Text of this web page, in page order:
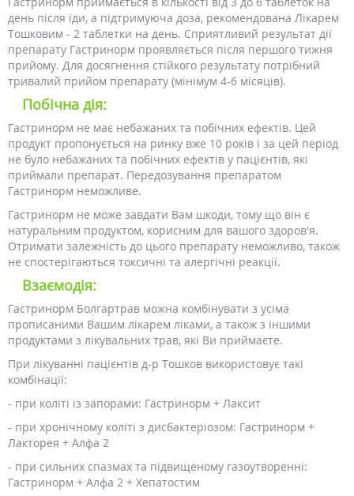
день після їди, а підтримуюча доза, рекомендована Лікарем
Тошковим - 2 таблетки на день. Сприятливий результат дії
препарату Гастринорм проявляється після першого тижня
прийому. Для досягнення стійкого результату потрібний
тривалий прийом препарату (мінімум 4-6 місяців).
Побічна дія:
Гастринорм не має небажаних та побічних ефектів. Цей
продукт пропонується на ринку вже 10 років і за цей період
не було небажаних та побічних ефектів у пацієнтів, які
приймали препарат. Передозування препаратом
Гастринорм неможливе.
Гастринорм не може завдати Вам шкоди, тому що він є
натуральним продуктом, корисним для вашого здоров'я.
Отримати залежність до цього препарату неможливо, також
не спостерігаються токсичні та алергічні реакції.
Взаємодія:
Гастринорм Болгартрав можна комбінувати з усіма
прописаними Вашим лікарем ліками, а також з іншими
продуктами з лікувальних трав, які Ви приймаєте.
При лікуванні пацієнтів д-р Тошков використовує такі
комбінації:
- при коліті із запорами: Гастринорм + Лаксит
- при хронічному коліті з дисбактеріозом: Гастринорм +
Лакторея + Алфа 2
- при сильних спазмах та підвищеному газоутворенні:
Гастринорм + Алфа 2 + Хепатостим